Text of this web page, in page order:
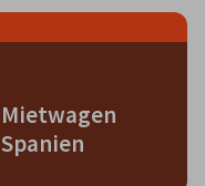
Mietwagen
Spanien